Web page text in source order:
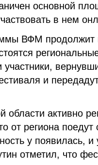
основной
в нем
ВФМ продолжит
и
активно
от региона
у появилась,
отметил, что